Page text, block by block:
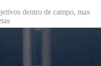
dentro de campo, mas